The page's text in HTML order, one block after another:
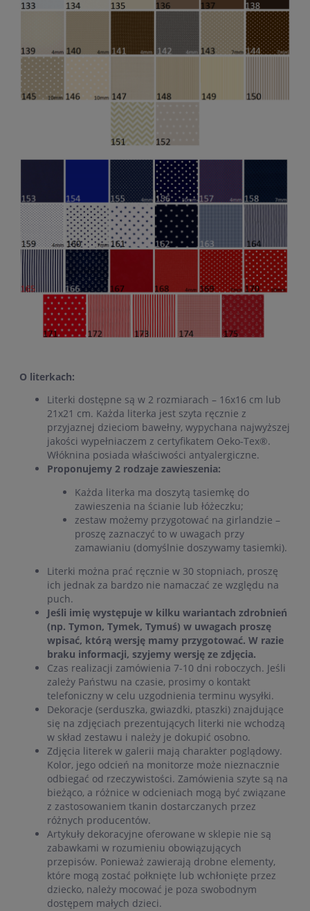
O literkach:
Literki dostępne są w 2 rozmiarach – 16x16 cm lub
21x21 cm. Każda literka jest szyta ręcznie z
przyjaznej dzieciom bawełny, wypychana najwyższej
jakości wypełniaczem z certyfikatem Oeko-Tex®.
Włóknina posiada właściwości antyalergiczne.
Proponujemy 2 rodzaje zawieszenia:
Każda literka ma doszytą tasiemkę do
zawieszenia na ścianie lub łóżeczku;
zestaw możemy przygotować na girlandzie –
proszę zaznaczyć to w uwagach przy
zamawianiu (domyślnie doszywamy tasiemki).
Literki można prać ręcznie w 30 stopniach, proszę
ich jednak za bardzo nie namaczać ze względu na
puch.
Jeśli imię występuje w kilku wariantach zdrobnień
(np. Tymon, Tymek, Tymuś) w uwagach proszę
wpisać, którą wersję mamy przygotować. W razie
braku informacji, szyjemy wersję ze zdjęcia.
Czas realizacji zamówienia 7-10 dni roboczych. Jeśli
zależy Państwu na czasie, prosimy o kontakt
telefoniczny w celu uzgodnienia terminu wysyłki.
Dekoracje (serduszka, gwiazdki, ptaszki) znajdujące
się na zdjęciach prezentujących literki nie wchodzą
w skład zestawu i należy je dokupić osobno.
Zdjęcia literek w galerii mają charakter poglądowy.
Kolor, jego odcień na monitorze może nieznacznie
odbiegać od rzeczywistości. Zamówienia szyte są na
bieżąco, a różnice w odcieniach mogą być związane
z zastosowaniem tkanin dostarczanych przez
różnych producentów.
Artykuły dekoracyjne oferowane w sklepie nie są
zabawkami w rozumieniu obowiązujących
przepisów. Ponieważ zawierają drobne elementy,
które mogą zostać połknięte lub wchłonięte przez
dziecko, należy mocować je poza swobodnym
dostępem małych dzieci.